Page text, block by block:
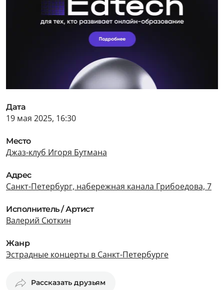
Дата
19 мая 2025, 16:30
Место
Джаз-клуб Игоря Бутмана
Адрес
Санкт-Петербург, набережная канала Грибоедова, 7
Исполнитель / Артист
Валерий Сюткин
Жанр
Эстрадные концерты в Санкт-Петербурге
Рассказать друзьям